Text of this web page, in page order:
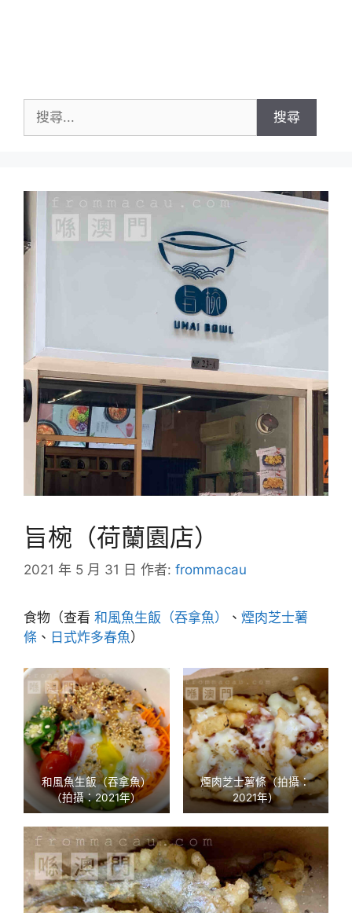
旨椀（荷蘭園店）
2021 年 5 月 31 日 作者: frommacau
食物（查看 和風魚生飯（吞拿魚） 、 煙肉芝士薯
條 、 日式炸多春魚）
和風魚生飯（吞拿魚）
（拍攝：2021年）
煙肉芝士薯條（拍攝：
2021年）